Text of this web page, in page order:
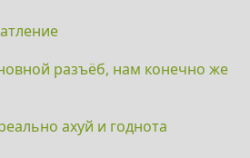
разъёб, нам конечно же
ахуй и годнота